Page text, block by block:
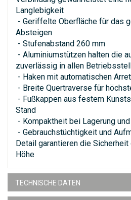
Langlebigkeit
- Geriffelte Oberfläche für das
Absteigen
- Stufenabstand 260 mm
- Aluminiumstützen halten die
zuverlässig in allen
- Haken mit automatischen
- Breite Quertraverse für
- Fußkappen aus festem
Stand
- Kompaktheit bei Lagerung
- Gebrauchstüchtigkeit und
Detail garantieren die
Höhe
TECHNISCHE DATEN